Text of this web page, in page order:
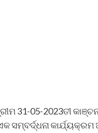
31-05-2023ତୀ
ସମ୍ବର୍ଦ୍ଧନା